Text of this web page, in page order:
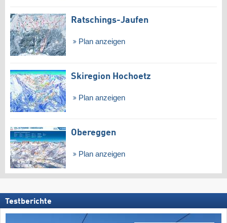
Ratschings-Jaufen
Plan anzeigen
Skiregion Hochoetz
Plan anzeigen
Obereggen
Plan anzeigen
Testberichte